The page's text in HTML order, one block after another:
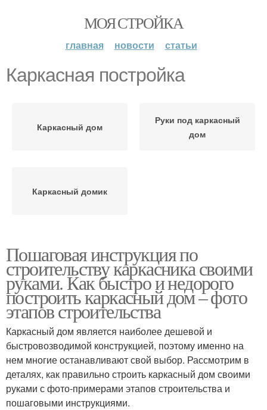
МОЯ СТРОЙКА
главная новости статьи
Каркасная постройка
Каркасный дом
Руки под каркасный
дом
Каркасный домик
Пошаговая инструкция по
строительству каркасника своими
руками. Как быстро и недорого
построить каркасный дом – фото
этапов строительства
Каркасный дом является наиболее дешевой и
быстровозводимой конструкцией, поэтому именно на
нем многие останавливают свой выбор. Рассмотрим в
деталях, как правильно строить каркасный дом своими
руками с фото-примерами этапов строительства и
пошаговыми инструкциями.